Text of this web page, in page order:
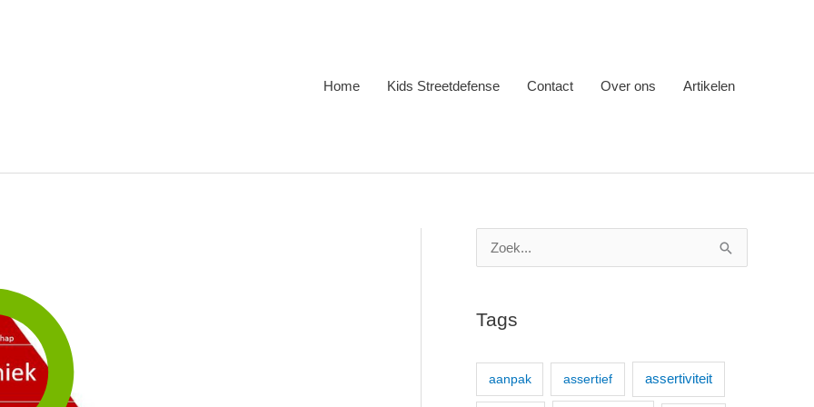
Home Kids Streetdefense Contact Over ons Artikelen
n
Tags
aanpak assertief assertiviteit